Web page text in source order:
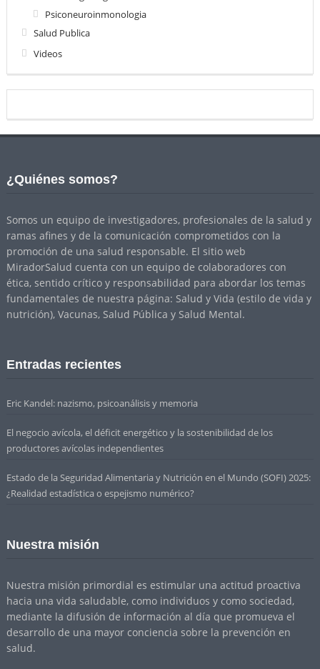
Psiconeuroinmonologia
Salud Publica
Videos
¿Quiénes somos?
Somos un equipo de investigadores, profesionales de la salud y
ramas afines y de la comunicación comprometidos con la
promoción de una salud responsable. El sitio web
MiradorSalud cuenta con un equipo de colaboradores con
ética, sentido crítico y responsabilidad para abordar los temas
fundamentales de nuestra página: Salud y Vida (estilo de vida y
nutrición), Vacunas, Salud Pública y Salud Mental.
Entradas recientes
Eric Kandel: nazismo, psicoanálisis y memoria
El negocio avícola, el déficit energético y la sostenibilidad de los
productores avícolas independientes
Estado de la Seguridad Alimentaria y Nutrición en el Mundo (SOFI) 2025:
¿Realidad estadística o espejismo numérico?
Nuestra misión
Nuestra misión primordial es estimular una actitud proactiva
hacia una vida saludable, como individuos y como sociedad,
mediante la difusión de información al día que promueva el
desarrollo de una mayor conciencia sobre la prevención en
salud.